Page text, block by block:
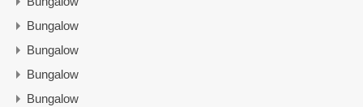
Bungalow
Bungalow
Bungalow
Bungalow